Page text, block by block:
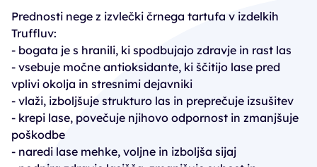
Prednosti nege z izvlečki črnega tartufa v izdelkih
Truffluv:
- bogata je s hranili, ki spodbujajo zdravje in rast las
- vsebuje močne antioksidante, ki ščitijo lase pred
vplivi okolja in stresnimi dejavniki
- vlaži, izboljšuje strukturo las in preprečuje izsušitev
- krepi lase, povečuje njihovo odpornost in zmanjšuje
poškodbe
- naredi lase mehke, voljne in izboljša sijaj